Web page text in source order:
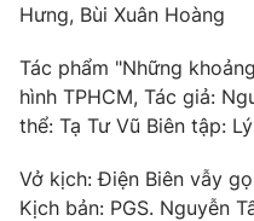
Hưng, Bùi Xuân Hoàng
Tác phẩm "Những
hình TPHCM, Tác giả:
thể: Tạ Tư Vũ Biên tập:
Vở kịch: Điện Biên vẫy
Kịch bản: PGS. Nguyễn